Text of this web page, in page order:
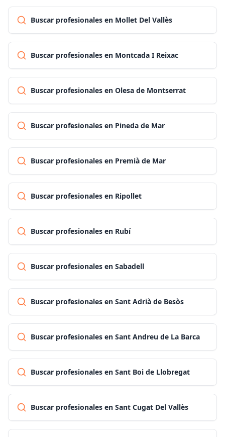
Buscar profesionales en Mollet Del Vallès
Buscar profesionales en Montcada I Reixac
Buscar profesionales en Olesa de Montserrat
Buscar profesionales en Pineda de Mar
Buscar profesionales en Premià de Mar
Buscar profesionales en Ripollet
Buscar profesionales en Rubí
Buscar profesionales en Sabadell
Buscar profesionales en Sant Adrià de Besòs
Buscar profesionales en Sant Andreu de La Barca
Buscar profesionales en Sant Boi de Llobregat
Buscar profesionales en Sant Cugat Del Vallès